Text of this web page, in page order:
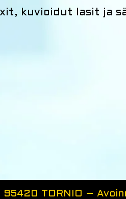
kuvioidut lasit ja
95420 TORNIO –